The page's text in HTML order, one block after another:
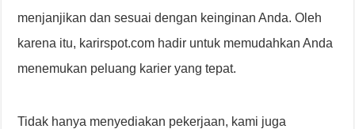
menjanjikan dan sesuai dengan keinginan Anda. Oleh
karena itu, karirspot.com hadir untuk memudahkan Anda
menemukan peluang karier yang tepat.
Tidak hanya menyediakan pekerjaan, kami juga